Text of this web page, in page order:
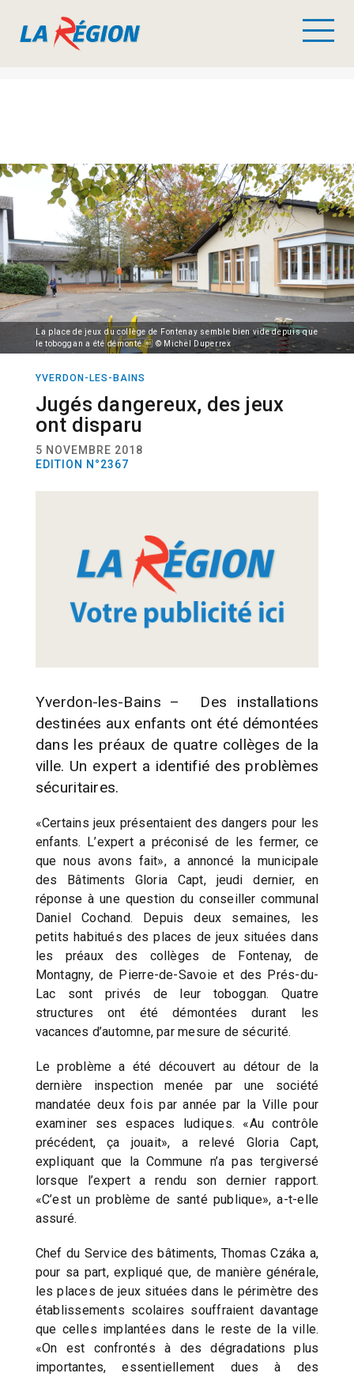
La place de jeux du collège de Fontenay semble bien vide depuis que
le toboggan a été démonté. © Michel Duperrex
YVERDON-LES-BAINS
Jugés dangereux, des jeux
ont disparu
5 NOVEMBRE 2018
EDITION N°2367
Yverdon-les-Bains – Des installations
destinées aux enfants ont été démontées
dans les préaux de quatre collèges de la
ville. Un expert a identifié des problèmes
sécuritaires.
«Certains jeux présentaient des dangers pour les
enfants. L’expert a préconisé de les fermer, ce
que nous avons fait», a annoncé la municipale
des Bâtiments Gloria Capt, jeudi dernier, en
réponse à une question du conseiller communal
Daniel Cochand. Depuis deux semaines, les
petits habitués des places de jeux situées dans
les préaux des collèges de Fontenay, de
Montagny, de Pierre-de-Savoie et des Prés-du-
Lac sont privés de leur toboggan. Quatre
structures ont été démontées durant les
vacances d’automne, par mesure de sécurité.
Le problème a été découvert au détour de la
dernière inspection menée par une société
mandatée deux fois par année par la Ville pour
examiner ses espaces ludiques. «Au contrôle
précédent, ça jouait», a relevé Gloria Capt,
expliquant que la Commune n’a pas tergiversé
lorsque l’expert a rendu son dernier rapport.
«C’est un problème de santé publique», a-t-elle
assuré.
Chef du Service des bâtiments, Thomas Czáka a,
pour sa part, expliqué que, de manière générale,
les places de jeux situées dans le périmètre des
établissements scolaires souffraient davantage
que celles implantées dans le reste de la ville.
«On est confrontés à des dégradations plus
importantes, essentiellement dues à des